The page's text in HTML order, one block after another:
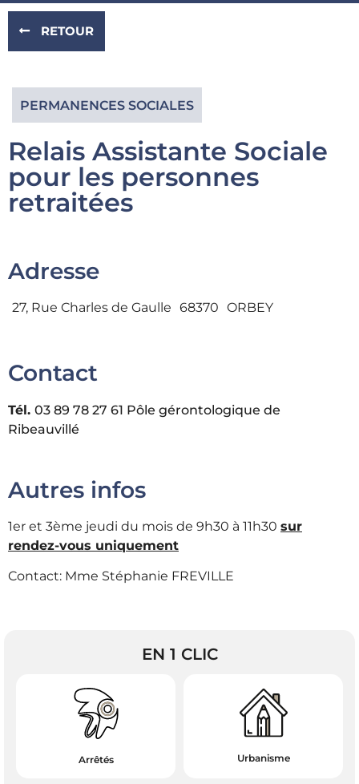
RETOUR
PERMANENCES SOCIALES
Relais Assistante Sociale
pour les personnes
retraitées
Adresse
27, Rue Charles de Gaulle 68370 ORBEY
Contact​
Tél. 03 89 78 27 61 Pôle gérontologique de
Ribeauvillé
Autres infos
1er et 3ème jeudi du mois de 9h30 à 11h30 sur
rendez-vous uniquement
Contact: Mme Stéphanie FREVILLE
EN 1 CLIC
Arrêtés Urbanisme